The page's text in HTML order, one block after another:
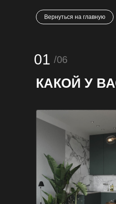
КАКОЙ У
/06
01
Вернуться на главную